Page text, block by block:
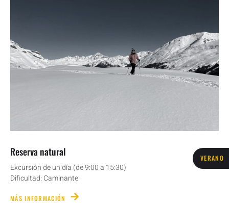
VERANO
Reserva natural
Excursión de un día (de 9:00 a 15:30)
Dificultad: Caminante
MÁS INFORMACIÓN